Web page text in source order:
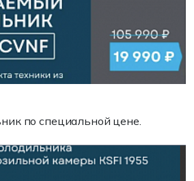
по специальной цене.